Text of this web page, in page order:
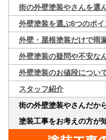
街の外壁塗装やさんを選
外壁塗装を選ぶ6つのポイ
外壁・屋根塗装だけで雨
外壁塗装の疑問や不安な
外壁塗装のお値段につい
スタッフ紹介
街の外壁塗装やさんだか
塗装工事をお考えの方が